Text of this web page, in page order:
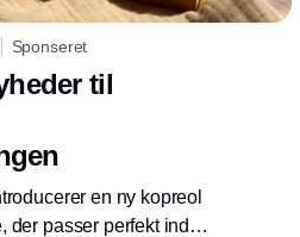
Sponseret
til
en ny kopreol
der passer perfekt ind i